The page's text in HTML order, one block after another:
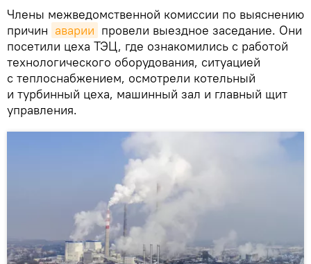
Члены межведомственной комиссии по выяснению
причин аварии провели выездное заседание. Они
посетили цеха ТЭЦ, где ознакомились с работой
технологического оборудования, ситуацией
с теплоснабжением, осмотрели котельный
и турбинный цеха, машинный зал и главный щит
управления.